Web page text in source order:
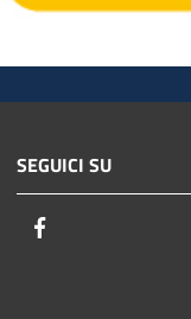
SEGUICI SU